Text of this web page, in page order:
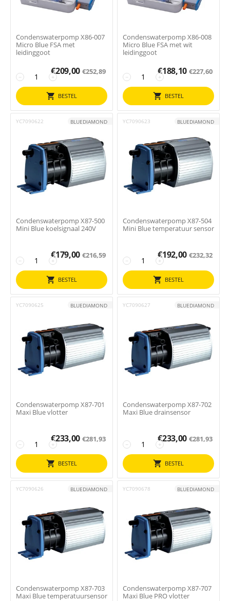
Condenswaterpomp X86-007
Micro Blue FSA met
leidinggoot
+
−
€209,00 €252,89
BESTEL
Condenswaterpomp X86-008
Micro Blue FSA met wit
leidinggoot
+
−
€188,10 €227,60
BESTEL
YC7090622 BLUEDIAMOND
Condenswaterpomp X87-500
Mini Blue koelsignaal 240V
+
−
€179,00 €216,59
BESTEL
YC7090623 BLUEDIAMOND
Condenswaterpomp X87-504
Mini Blue temperatuur sensor
+
−
€192,00 €232,32
BESTEL
YC7090625 BLUEDIAMOND
Condenswaterpomp X87-701
Maxi Blue vlotter
+
−
€233,00 €281,93
BESTEL
YC7090627 BLUEDIAMOND
Condenswaterpomp X87-702
Maxi Blue drainsensor
+
−
€233,00 €281,93
BESTEL
YC7090626 BLUEDIAMOND
Condenswaterpomp X87-703
Maxi Blue temperatuursensor
YC7090678 BLUEDIAMOND
Condenswaterpomp X87-707
Maxi Blue PRO vlotter